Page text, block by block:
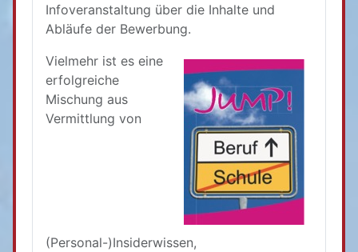
Infoveranstaltung über die Inhalte und
Abläufe der Bewerbung.
Vielmehr ist es eine
erfolgreiche
Mischung aus
Vermittlung von
(Personal-)Insiderwissen,